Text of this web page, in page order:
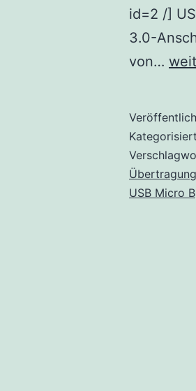
id=2 /]
3.0-
von… USB
und
USB Micro B